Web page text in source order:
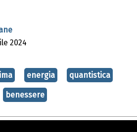
2024
energia quantistica
benessere